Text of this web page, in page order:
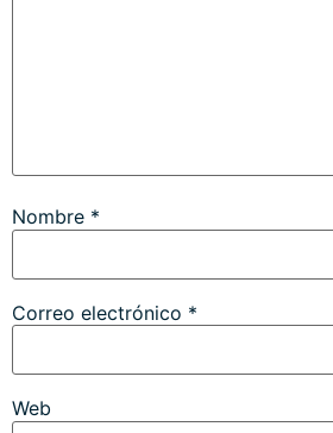
Nombre *
Correo electrónico *
Web